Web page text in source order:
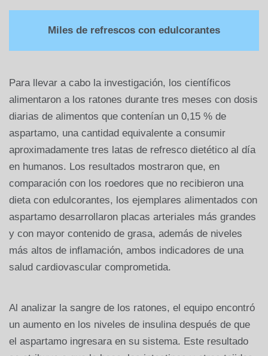
Miles de refrescos con edulcorantes
Para llevar a cabo la investigación, los científicos
alimentaron a los ratones durante tres meses con dosis
diarias de alimentos que contenían un 0,15 % de
aspartamo, una cantidad equivalente a consumir
aproximadamente tres latas de refresco dietético al día
en humanos. Los resultados mostraron que, en
comparación con los roedores que no recibieron una
dieta con edulcorantes, los ejemplares alimentados con
aspartamo desarrollaron placas arteriales más grandes
y con mayor contenido de grasa, además de niveles
más altos de inflamación, ambos indicadores de una
salud cardiovascular comprometida.
Al analizar la sangre de los ratones, el equipo encontró
un aumento en los niveles de insulina después de que
el aspartamo ingresara en su sistema. Este resultado